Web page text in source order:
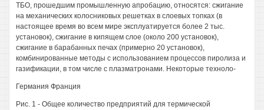
ТБО, прошедшим промышленную апробацию, относятся: сжигание
на механических колосниковых решетках в слоевых топках (в
настоящее время во всем мире эксплуатируется более 2 тыс.
установок), сжигание в кипящем слое (около 200 установок),
сжигание в барабанных печах (примерно 20 установок),
комбинированные методы с использованием процессов пиролиза и
газификации, в том числе с плазматронами. Некоторые техноло-
Германия Франция
Рис. 1 - Общее количество предприятий для термической